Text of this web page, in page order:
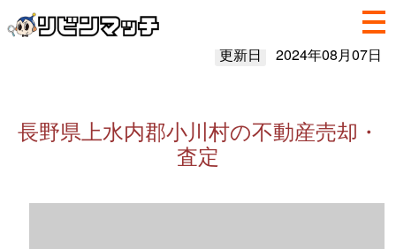
更新日 2024年08月07日
長野県上水内郡小川村の不動産売却・
査定